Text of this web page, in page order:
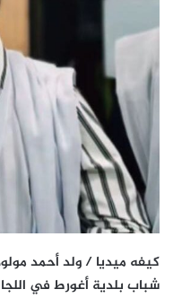
كيفه ميديا / ولد أحمد
شباب بلدية أغورط في